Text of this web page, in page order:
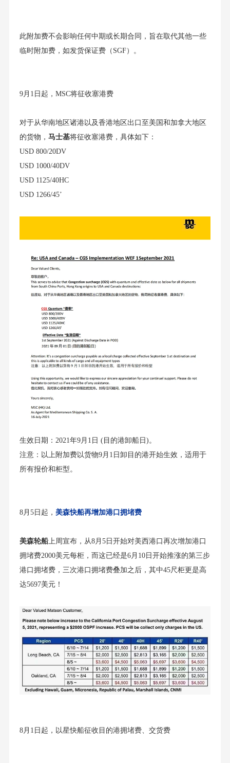
此附加费不会影响任何中期或长期合同，旨在取代其他一些
临时附加费，如发货保证费（SGF）。
9月1日起，MSC将征收塞港费
对于从华南地区诸港以及香港地区出口至美国和加拿大地区
的货物， 马士基将征收塞港费，具体如下：
USD 800/20DV
USD 1000/40DV
USD 1125/40HC
USD 1266/45’
生效日期：2021年9月1日 (目的港卸船日)。
注意：以上附加费以货物9月1日卸目的港开始生效，适用于
所有报价和柜型。
8月5日起， 美森快船再增加港口拥堵费
美森轮船上周宣布，从8月5日开始对美西港口再次增加港口
拥堵费2000美元每柜，而这已经是6月10日开始推涨的第三步
港口拥堵费，三次港口拥堵费叠加之后，其中45尺柜更是高
达5697美元！
8月1日起，以星快船征收目的港拥堵费、交货费